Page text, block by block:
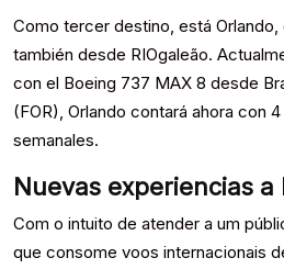
Como tercer destino, está
también desde RIOgaleão.
con el Boeing 737 MAX 8 desde
(FOR), Orlando contará ahora con
semanales.
Nuevas experiencias a
Com o intuito de atender a um
que consome voos internacionais